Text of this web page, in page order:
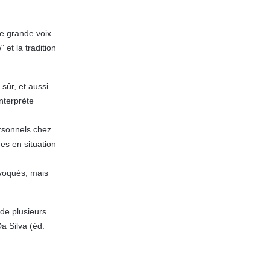
grande voix
et la tradition
et aussi
chez
en situation
mais
plusieurs
Silva (éd.